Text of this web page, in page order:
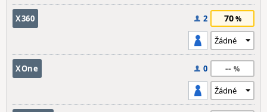
X360 2 70
XOne 0 --